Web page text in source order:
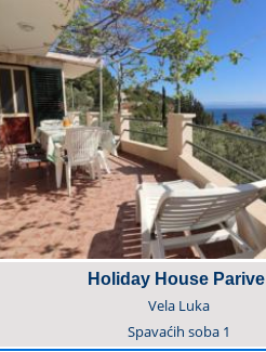
Holiday House Parive
Vela Luka
Spavaćih soba 1